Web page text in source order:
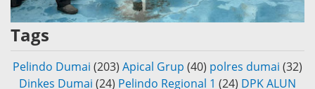
Tags
Pelindo Dumai (203) Apical Grup (40) polres dumai (32)
Dinkes Dumai (24) Pelindo Regional 1 (24) DPK ALUN